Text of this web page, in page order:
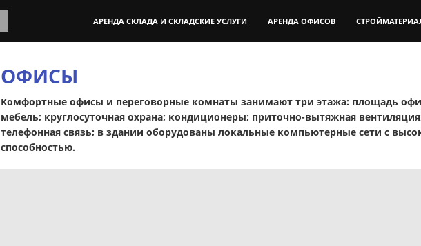
АРЕНДА СКЛАДА И СКЛАДСКИЕ УСЛУГИ АРЕНДА ОФИСОВ
ОФИСЫ
Комфортные офисы и переговорные комнаты занимают три этажа: площадь
мебель; круглосуточная охрана; кондиционеры; приточно-вытяжная
телефонная связь; в здании оборудованы локальные компьютерные сети с
способностью.